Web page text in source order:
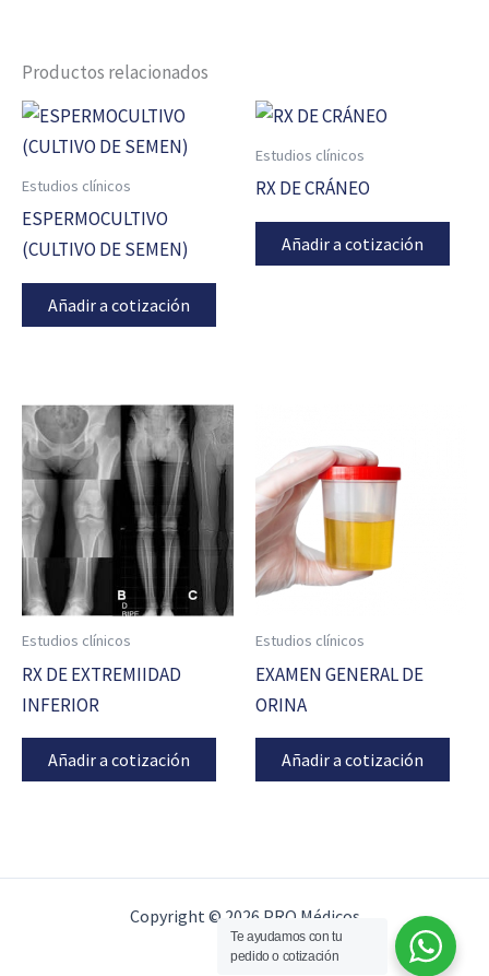
Productos relacionados
Estudios clínicos
ESPERMOCULTIVO
(CULTIVO DE SEMEN)
Añadir a cotización
Estudios clínicos
RX DE CRÁNEO
Añadir a cotización
Estudios clínicos
RX DE EXTREMIIDAD
INFERIOR
Añadir a cotización
Estudios clínicos
EXAMEN GENERAL DE
ORINA
Añadir a cotización
Copyright © 2026 PRO Médicos
Te ayudamos con tu
pedido o cotización